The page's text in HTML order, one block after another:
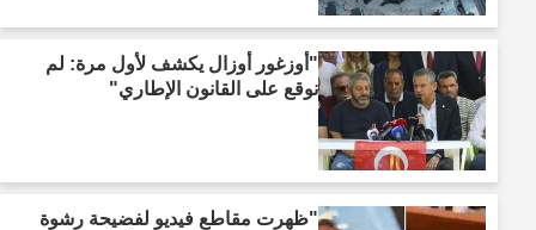
"أوزغور أوزال يكشف لأول مرة: لم
نوقع على القانون الإطاري"
"ظهرت مقاطع فيديو لفضيحة رشوة